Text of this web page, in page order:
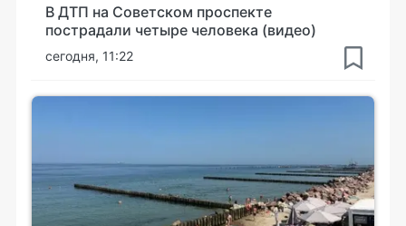
В ДТП на Советском проспекте
пострадали четыре человека (видео)
сегодня, 11:22